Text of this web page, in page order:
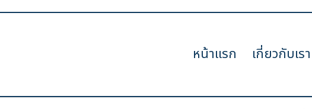
หน้าแรก เกี่ยวกับเรา